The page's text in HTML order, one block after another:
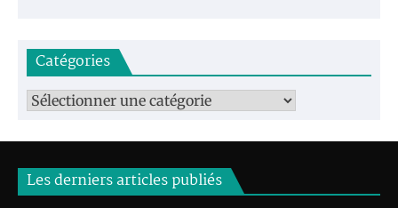
Catégories
Catégories
Les derniers articles publiés